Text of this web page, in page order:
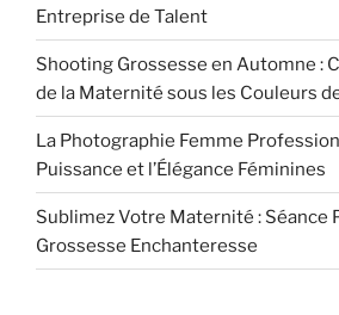
Entreprise de Talent
Shooting Grossesse en Automne :
de la Maternité sous les Couleurs
La Photographie Femme
Puissance et l’Élégance Féminines
Sublimez Votre Maternité : Séance
Grossesse Enchanteresse